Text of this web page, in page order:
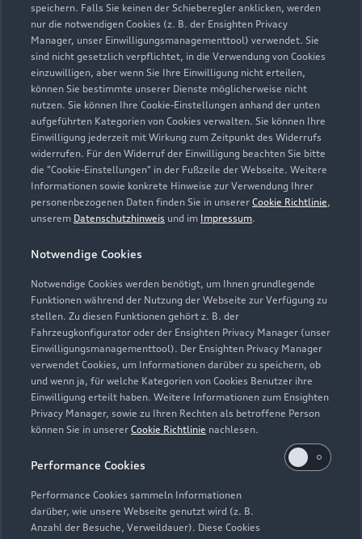
speichern. Falls Sie keinen der Schieberegler anklicken, werden
nur die notwendigen Cookies (z. B. der Ensighten Privacy
Manager, unser Einwilligungsmanagementtool) verwendet. Sie
sind nicht gesetzlich verpflichtet, in die Verwendung von Cookies
einzuwilligen, aber wenn Sie Ihre Einwilligung nicht erteilen,
können Sie bestimmte unserer Dienste möglicherweise nicht
nutzen. Sie können Ihre Cookie-Einstellungen anhand der unten
aufgeführten Kategorien von Cookies verwalten. Sie können Ihre
Einwilligung jederzeit mit Wirkung zum Zeitpunkt des Widerrufs
widerrufen. Für den Widerruf der Einwilligung beachten Sie bitte
die "Cookie-Einstellungen" in der Fußzeile der Webseite. Weitere
Informationen sowie konkrete Hinweise zur Verwendung Ihrer
personenbezogenen Daten finden Sie in unserer Cookie Richtlinie,
unserem Datenschutzhinweis und im Impressum.
Notwendige Cookies
Notwendige Cookies werden benötigt, um Ihnen grundlegende
Funktionen während der Nutzung der Webseite zur Verfügung zu
stellen. Zu diesen Funktionen gehört z. B. der
Fahrzeugkonfigurator oder der Ensighten Privacy Manager (unser
Einwilligungsmanagementtool). Der Ensighten Privacy Manager
verwendet Cookies, um Informationen darüber zu speichern, ob
und wenn ja, für welche Kategorien von Cookies Benutzer ihre
Einwilligung erteilt haben. Weitere Informationen zum Ensighten
Privacy Manager, sowie zu Ihren Rechten als betroffene Person
können Sie in unserer Cookie Richtlinie nachlesen.
Performance Cookies
Performance Cookies sammeln Informationen
darüber, wie unsere Webseite genutzt wird (z. B.
Anzahl der Besuche, Verweildauer). Diese Cookies
Damit Ihr Audi auch im Sommer glänzt: die
passende Pflege in einer Tasche.
Zur Audi Shopping World
Lederpflege-Set
Praktisches Set zur intensiven Reinigung und
Pflege von Leder und Kunstleder.
Zur Audi Shopping World